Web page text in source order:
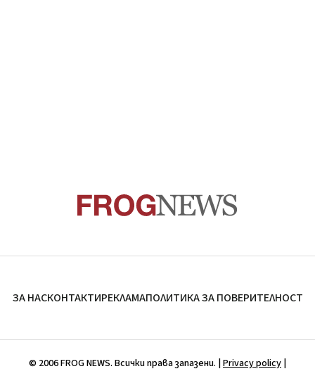
ЗА НАСКОНТАКТИРЕКЛАМАПОЛИТИКА ЗА ПОВЕРИТЕЛНОСТ
© 2006 FROG NEWS. Всички права запазени. | Privacy policy